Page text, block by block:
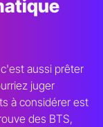
aussi prêter
juger
à considérer est
des BTS,